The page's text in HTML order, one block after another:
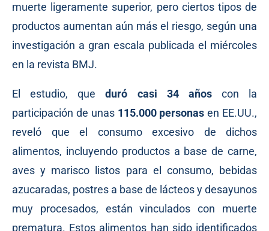
muerte ligeramente superior, pero ciertos tipos de
productos aumentan aún más el riesgo, según una
investigación a gran escala publicada el miércoles
en la revista BMJ.
El estudio, queduró casi 34 añoscon la
participación de unas 115.000 personas en EE.UU.,
reveló que el consumo excesivo de dichos
alimentos, incluyendo productos a base de carne,
aves y marisco listos para el consumo, bebidas
azucaradas, postres a base de lácteos y desayunos
muy procesados, están vinculados con muerte
prematura. Estos alimentos han sido identificados